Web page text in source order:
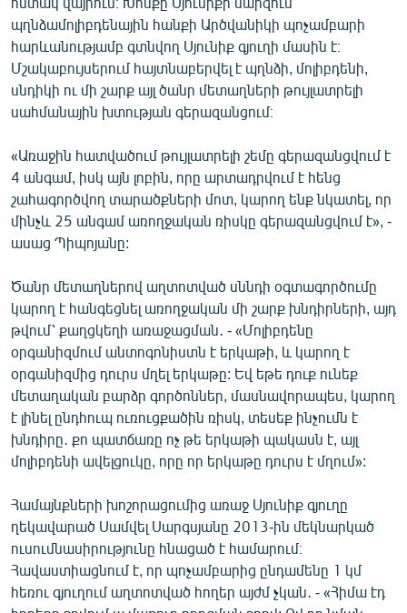
պղնձամոլիբդենային հանքի Արծվանիկի պոչամբարի
հարևանությամբ գտնվող Սյունիք գյուղի մասին է։
Մշակաբույսերում հայտնաբերվել է պղնձի, մոլիբդենի,
սնդիկի ու մի շարք այլ ծանր մետաղների թույլատրելի
սահմանային խտության գերազանցում։
«Առաջին հատվածում թույլատրելի շեմը գերազանցվում է
4 անգամ, իսկ այն լոբին, որը արտադրվում է հենց
շահագործվող տարածքների մոտ, կարող ենք նկատել, որ
մինչև 25 անգամ առողջական ռիսկը գերազանցվում է», -
ասաց Պիպոյանը:
Ծանր մետաղներով աղտոտված սննդի օգտագործումը
կարող է հանգեցնել առողջական մի շարք խնդիրների, այդ
թվում՝ քաղցկեղի առաջացման․ - «Մոլիբդենը
օրգանիզմում անտոգոնիստն է երկաթի, և կարող է
օրգանիզմից դուրս մղել երկաթը: Եվ եթե դուք ունեք
մետաղական բարձր գործոններ, մասնավորապես, կարող
է լինել ընդհուպ ուռուցքածին ռիսկ, տեսեք ինչումն է
խնդիրը․ քո պատճառը ոչ թե երկաթի պակասն է, այլ
մոլիբդենի ավելցուկը, որը որ երկաթը դուրս է մղում»:
Համայնքների խոշորացումից առաջ Սյունիք գյուղը
ղեկավարած Սամվել Սարգսյանը 2013-ին մեկնարկած
ուսումնասիրությունը հնացած է համարում։
Հավաստիացնում է, որ պոչամբարից ընդամենը 1 կմ
հեռու գյուղում աղտոտված հողեր այժմ չկան․ - «Հիմա էդ